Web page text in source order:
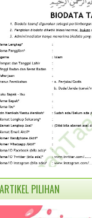
ARTIKEL PILIHAN